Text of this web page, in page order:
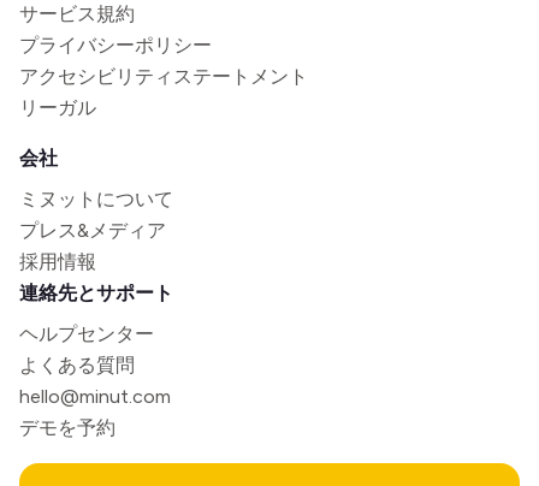
サービス規約
プライバシーポリシー
アクセシビリティステートメント
リーガル
会社
ミヌットについて
プレス&メディア
採用情報
連絡先とサポート
ヘルプセンター
よくある質問
hello@minut.com
デモを予約